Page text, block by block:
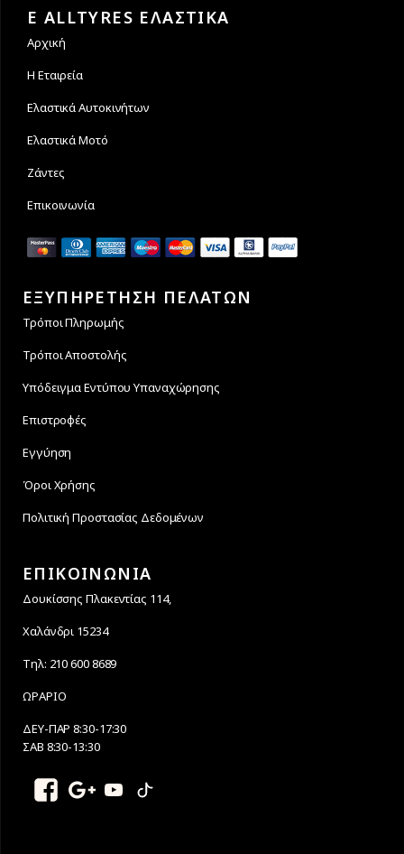
E ALLTYRES ΕΛΑΣΤΙΚΑ
Αρχική
Η Εταιρεία
Ελαστικά Αυτοκινήτων
Ελαστικά Μοτό
Ζάντες
Επικοινωνία
ΕΞΥΠΗΡΕΤΗΣΗ ΠΕΛΑΤΩΝ
Τρόποι Πληρωμής
Τρόποι Αποστολής
Υπόδειγμα Εντύπου Υπαναχώρησης
Επιστροφές
Εγγύηση
Όροι Χρήσης
Πολιτική Προστασίας Δεδομένων
ΕΠΙΚΟΙΝΩΝΙΑ
Δουκίσσης Πλακεντίας 114,
Χαλάνδρι 15234
Τηλ: 210 600 8689
ΩΡΑΡΙΟ
ΔΕΥ-ΠΑΡ 8:30-17:30
ΣΑΒ 8:30-13:30